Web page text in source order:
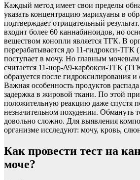
Каждый метод имеет свои пределы
указать концентрацию марихуаны в
подтверждает отрицательный
входит более 60 каннабиноидов, но
веществом конопли является ТГК. В
перерабатывается до 11-гидрокси-
поступает в мочу. Но главным
считается 11-нор-Δ9-карбокси-ТГК
образуется после гидроксилирования
Важная особенность продуктов
задержка в жировой ткани. По этой
положительную реакцию даже спустя
незначительном похудении. Обмануть
довольно сложно. Для выявления
организме исследуют: мочу, кровь,
Как провести тест на
моче?